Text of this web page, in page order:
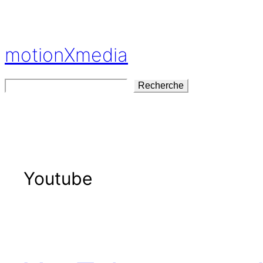
motionXmedia
Recherche
Youtube